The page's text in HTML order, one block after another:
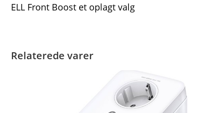
ELL Front Boost et oplagt valg
Relaterede varer